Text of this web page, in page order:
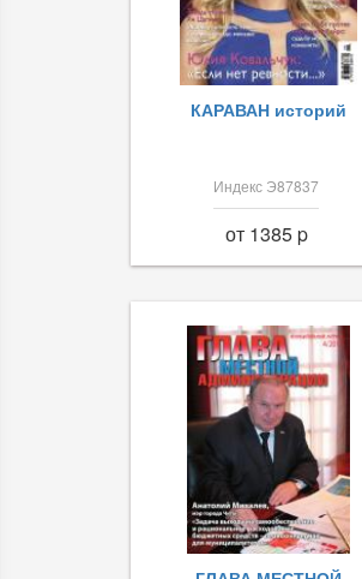
КАРАВАН историй
Индекс Э87837
от 1385 p